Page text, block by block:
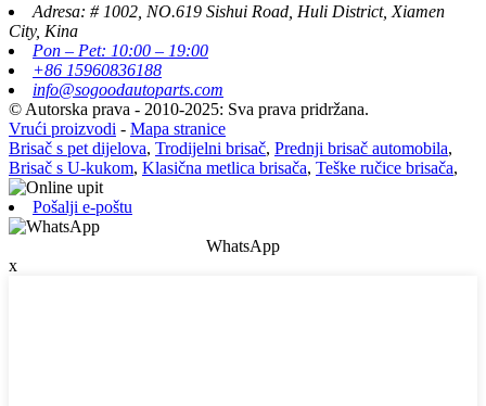
Adresa: # 1002, NO.619 Sishui Road, Huli District, Xiamen
City, Kina
Pon – Pet: 10:00 – 19:00
+86 15960836188
info@sogoodautoparts.com
© Autorska prava - 2010-2025: Sva prava pridržana.
Vrući proizvodi - Mapa stranice
Brisač s pet dijelova, Trodijelni brisač, Prednji brisač automobila,
Brisač s U-kukom, Klasična metlica brisača, Teške ručice brisača,
Pošalji e-poštu
WhatsApp
x